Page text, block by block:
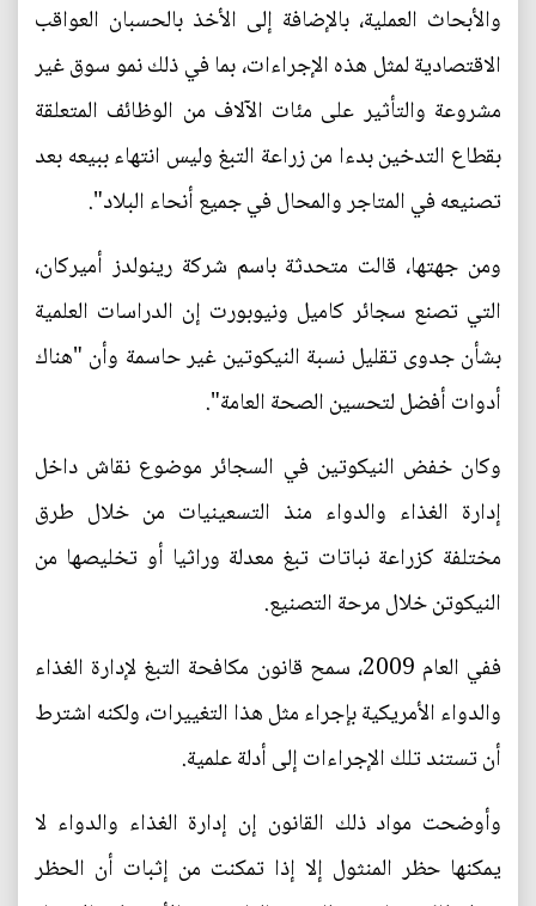
والأبحاث العملية، بالإضافة إلى الأخذ بالحسبان العواقب
الاقتصادية لمثل هذه الإجراءات، بما في ذلك نمو سوق غير
مشروعة والتأثير على مئات الآلاف من الوظائف المتعلقة
بقطاع التدخين بدءا من زراعة التبغ وليس انتهاء ببيعه بعد
تصنيعه في المتاجر والمحال في جميع أنحاء البلاد".
ومن جهتها، قالت متحدثة باسم شركة رينولدز أميركان،
التي تصنع سجائر كاميل ونيوبورت إن الدراسات العلمية
بشأن جدوى تقليل نسبة النيكوتين غير حاسمة وأن "هناك
أدوات أفضل لتحسين الصحة العامة".
وكان خفض النيكوتين في السجائر موضوع نقاش داخل
إدارة الغذاء والدواء منذ التسعينيات من خلال طرق
مختلفة كزراعة نباتات تبغ معدلة وراثيا أو تخليصها من
النيكوتن خلال مرحة التصنيع.
ففي العام 2009، سمح قانون مكافحة التبغ لإدارة الغذاء
والدواء الأمريكية بإجراء مثل هذا التغييرات، ولكنه اشترط
أن تستند تلك الإجراءات إلى أدلة علمية.
وأوضحت مواد ذلك القانون إن إدارة الغذاء والدواء لا
يمكنها حظر المنثول إلا إذا تمكنت من إثبات أن الحظر